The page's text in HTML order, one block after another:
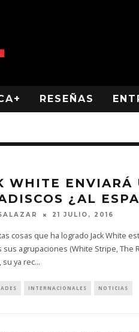
RESEÑAS
WHITE ENVIARÁ
¿AL
21 JULIO, 2016
cosas que ha logrado Jack White
sus agrupaciones (White Stripe, The
su ya rec...
INTERNACIONALES NOTICIAS